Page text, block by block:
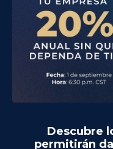
Descubre
permitirán